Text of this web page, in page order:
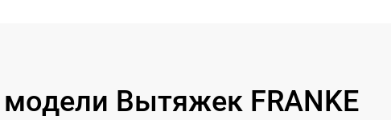
Вытяжек FRANKE